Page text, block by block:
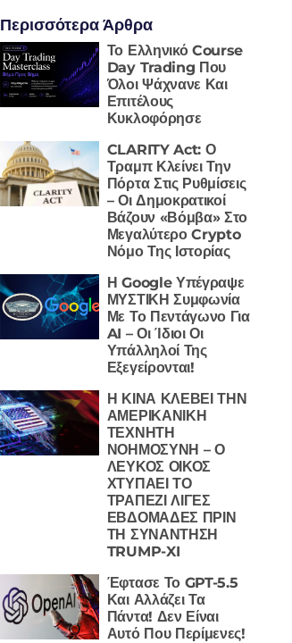
Περισσότερα Άρθρα
Το Ελληνικό Course
Day Trading Που
Όλοι Ψάχνανε Και
Επιτέλους
Κυκλοφόρησε
CLARITY Act: Ο
Τραμπ Κλείνει Την
Πόρτα Στις Ρυθμίσεις
– Οι Δημοκρατικοί
Βάζουν «Βόμβα» Στο
Μεγαλύτερο Crypto
Νόμο Της Ιστορίας
Η Google Υπέγραψε
ΜΥΣΤΙΚΗ Συμφωνία
Με Το Πεντάγωνο Για
AI – Οι Ίδιοι Οι
Υπάλληλοί Της
Εξεγείρονται!
Η ΚΙΝΑ ΚΛΕΒΕΙ ΤΗΝ
ΑΜΕΡΙΚΑΝΙΚΗ
ΤΕΧΝΗΤΗ
ΝΟΗΜΟΣΥΝΗ – Ο
ΛΕΥΚΟΣ ΟΙΚΟΣ
ΧΤΥΠΑΕΙ ΤΟ
ΤΡΑΠΕΖΙ ΛΙΓΕΣ
ΕΒΔΟΜΑΔΕΣ ΠΡΙΝ
ΤΗ ΣΥΝΑΝΤΗΣΗ
TRUMP-XI
Έφτασε Το GPT-5.5
Και Αλλάζει Τα
Πάντα! Δεν Είναι
Αυτό Που Περίμενες!